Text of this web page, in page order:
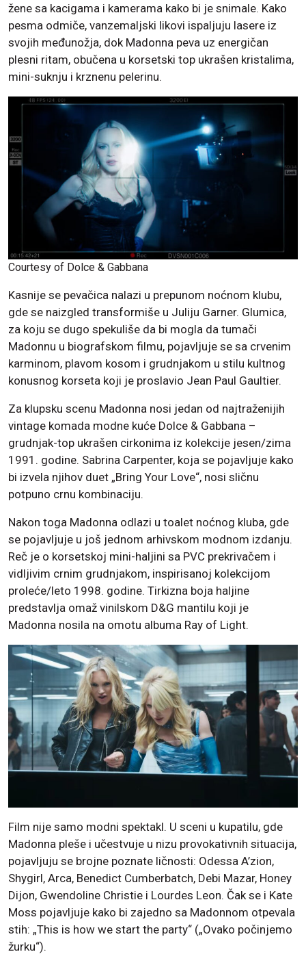
žene sa kacigama i kamerama kako bi je snimale. Kako
pesma odmiče, vanzemaljski likovi ispaljuju lasere iz
svojih međunožja, dok Madonna peva uz energičan
plesni ritam, obučena u korsetski top ukrašen kristalima,
mini-suknju i krznenu pelerinu.
Courtesy of Dolce & Gabbana
Kasnije se pevačica nalazi u prepunom noćnom klubu,
gde se naizgled transformiše u Juliju Garner. Glumica,
za koju se dugo spekuliše da bi mogla da tumači
Madonnu u biografskom filmu, pojavljuje se sa crvenim
karminom, plavom kosom i grudnjakom u stilu kultnog
konusnog korseta koji je proslavio Jean Paul Gaultier.
Za klupsku scenu Madonna nosi jedan od najtraženijih
vintage komada modne kuće Dolce & Gabbana –
grudnjak-top ukrašen cirkonima iz kolekcije jesen/zima
1991. godine. Sabrina Carpenter, koja se pojavljuje kako
bi izvela njihov duet „Bring Your Love“, nosi sličnu
potpuno crnu kombinaciju.
Nakon toga Madonna odlazi u toalet noćnog kluba, gde
se pojavljuje u još jednom arhivskom modnom izdanju.
Reč je o korsetskoj mini-haljini sa PVC prekrivačem i
vidljivim crnim grudnjakom, inspirisanoj kolekcijom
proleće/leto 1998. godine. Tirkizna boja haljine
predstavlja omaž vinilskom D&G mantilu koji je
Madonna nosila na omotu albuma Ray of Light.
Film nije samo modni spektakl. U sceni u kupatilu, gde
Madonna pleše i učestvuje u nizu provokativnih situacija,
pojavljuju se brojne poznate ličnosti: Odessa A’zion,
Shygirl, Arca, Benedict Cumberbatch, Debi Mazar, Honey
Dijon, Gwendoline Christie i Lourdes Leon. Čak se i Kate
Moss pojavljuje kako bi zajedno sa Madonnom otpevala
stih: „This is how we start the party“ („Ovako počinjemo
žurku“).